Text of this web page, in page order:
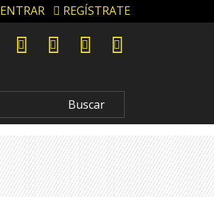
ENTRAR REGÍSTRATE